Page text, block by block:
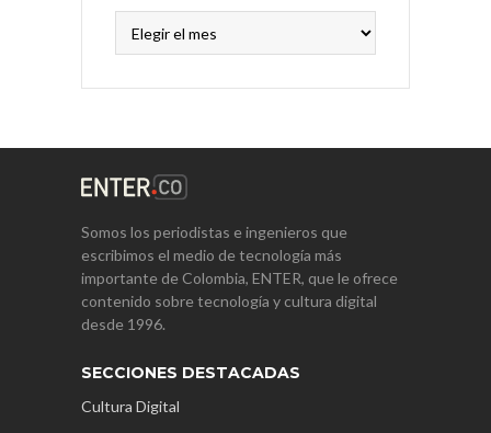
Somos los periodistas e ingenieros que
escribimos el medio de tecnología más
importante de Colombia, ENTER, que le ofrece
contenido sobre tecnología y cultura digital
desde 1996.
SECCIONES DESTACADAS
Cultura Digital